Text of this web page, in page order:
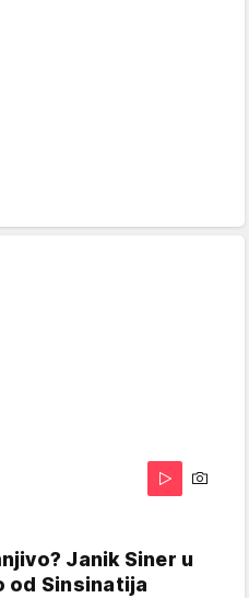
Janik Siner u
od Sinsinatija